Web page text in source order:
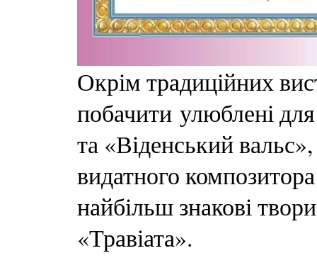
Окрім традиційних
побачити улюблені
та «Віденський
видатного
найбільш знакові
«Травіата».